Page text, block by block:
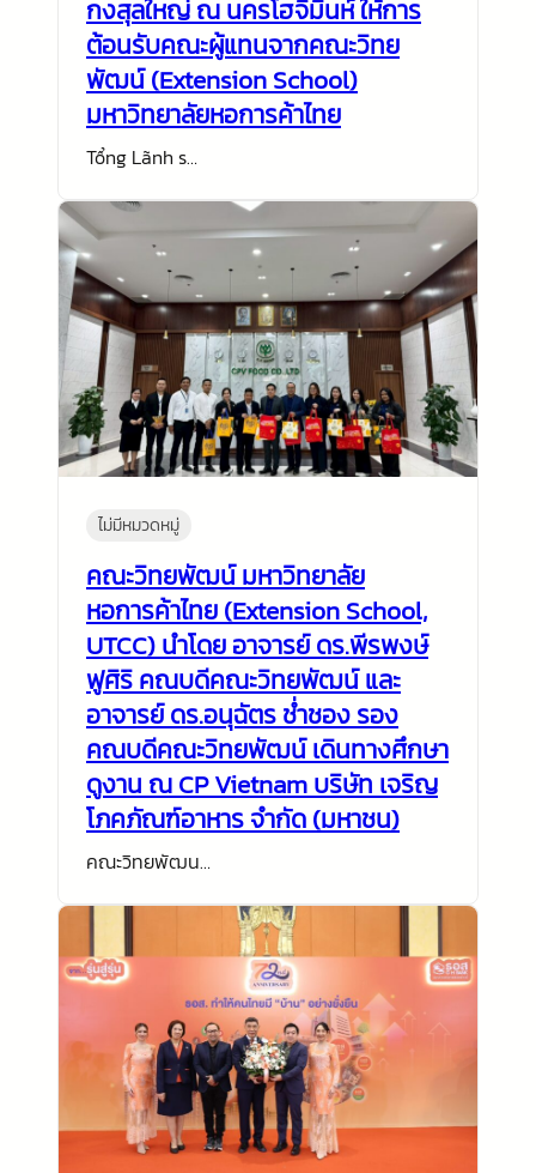
กงสุลใหญ่ ณ นครโฮจิมินห์ ให้การ
ต้อนรับคณะผู้แทนจากคณะวิทย
พัฒน์ (Extension School)
มหาวิทยาลัยหอการค้าไทย
Tổng Lãnh s…
ไม่มีหมวดหมู่
คณะวิทยพัฒน์ มหาวิทยาลัย
หอการค้าไทย (Extension School,
UTCC) นำโดย อาจารย์ ดร.พีรพงษ์
ฟูศิริ คณบดีคณะวิทยพัฒน์ และ
อาจารย์ ดร.อนุฉัตร ช่ำชอง รอง
คณบดีคณะวิทยพัฒน์ เดินทางศึกษา
ดูงาน ณ CP Vietnam บริษัท เจริญ
โภคภัณฑ์อาหาร จำกัด (มหาชน)
คณะวิทยพัฒน…